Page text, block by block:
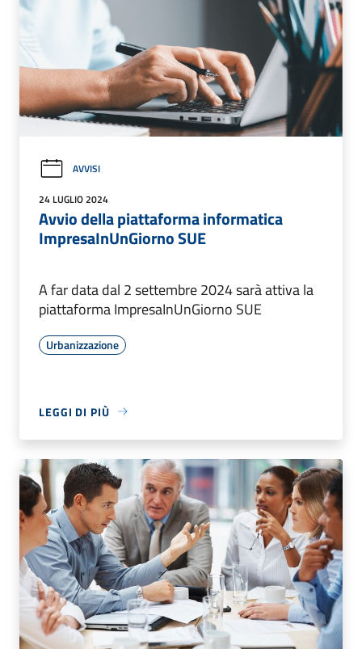
AVVISI
24 LUGLIO 2024
Avvio della piattaforma informatica
ImpresaInUnGiorno SUE
A far data dal 2 settembre 2024 sarà attiva la
piattaforma ImpresaInUnGiorno SUE
Urbanizzazione
LEGGI DI PIÙ